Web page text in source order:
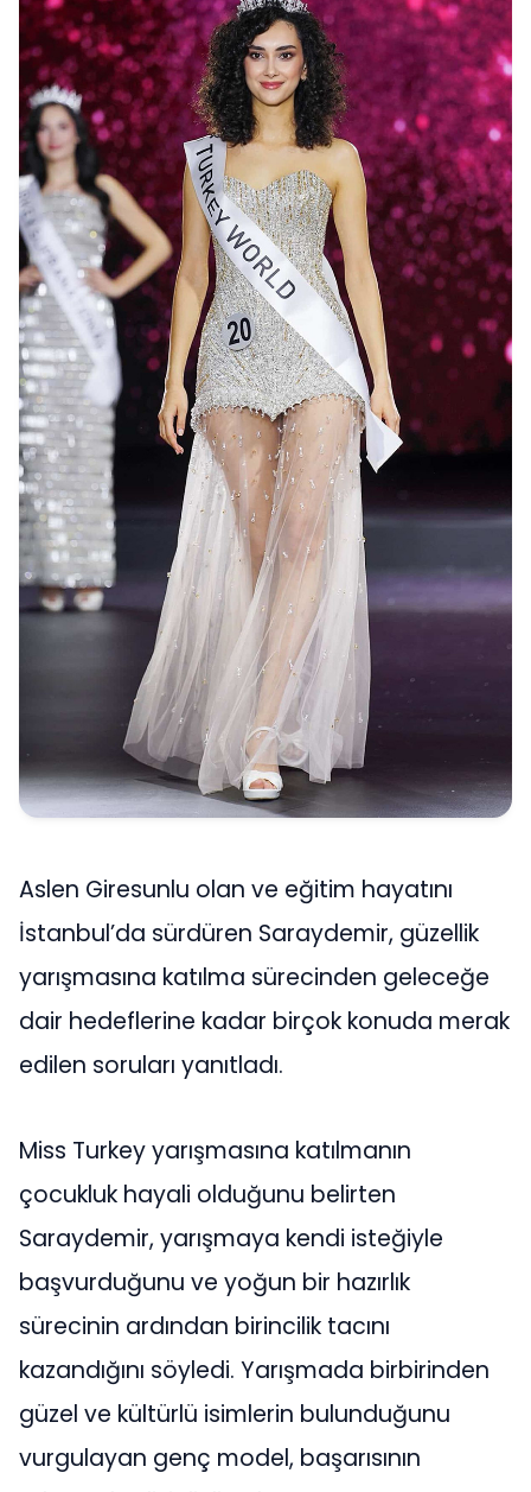
Aslen Giresunlu olan ve eğitim hayatını
İstanbul’da sürdüren Saraydemir, güzellik
yarışmasına katılma sürecinden geleceğe
dair hedeflerine kadar birçok konuda merak
edilen soruları yanıtladı.
Miss Turkey yarışmasına katılmanın
çocukluk hayali olduğunu belirten
Saraydemir, yarışmaya kendi isteğiyle
başvurduğunu ve yoğun bir hazırlık
sürecinin ardından birincilik tacını
kazandığını söyledi. Yarışmada birbirinden
güzel ve kültürlü isimlerin bulunduğunu
vurgulayan genç model, başarısının